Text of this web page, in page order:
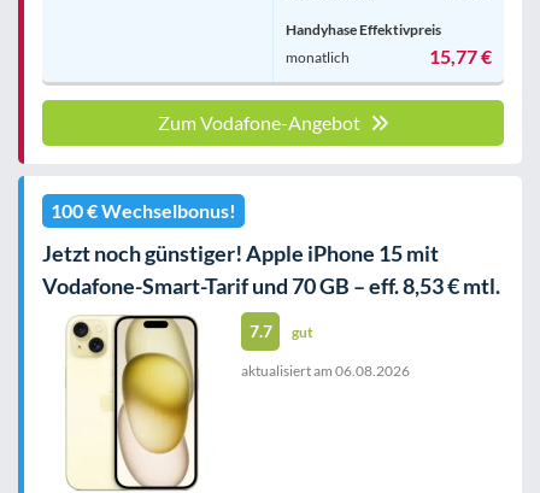
Handyhase Effektivpreis
monatlich
15,77 €
Zum Vodafone-Angebot
100 € Wechselbonus!
Jetzt noch günstiger! Apple iPhone 15 mit
Vodafone-Smart-Tarif und 70 GB – eff. 8,53 € mtl.
7.7 gut
aktualisiert am 06.08.2026